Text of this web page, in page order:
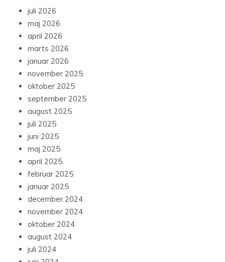
juli 2026
maj 2026
april 2026
marts 2026
januar 2026
november 2025
oktober 2025
september 2025
august 2025
juli 2025
juni 2025
maj 2025
april 2025
februar 2025
januar 2025
december 2024
november 2024
oktober 2024
august 2024
juli 2024